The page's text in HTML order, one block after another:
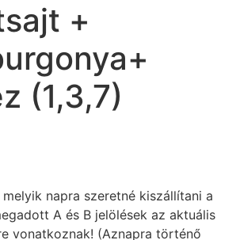
+
(1,3,7)
napra szeretné kiszállítani a
A és B jelölések az aktuális
vonatkoznak! (Aznapra történő